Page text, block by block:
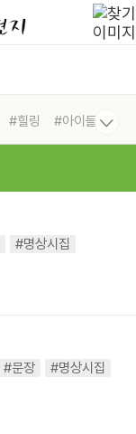
#힐링
#아이들
#명상시집
#문장
#명상시집